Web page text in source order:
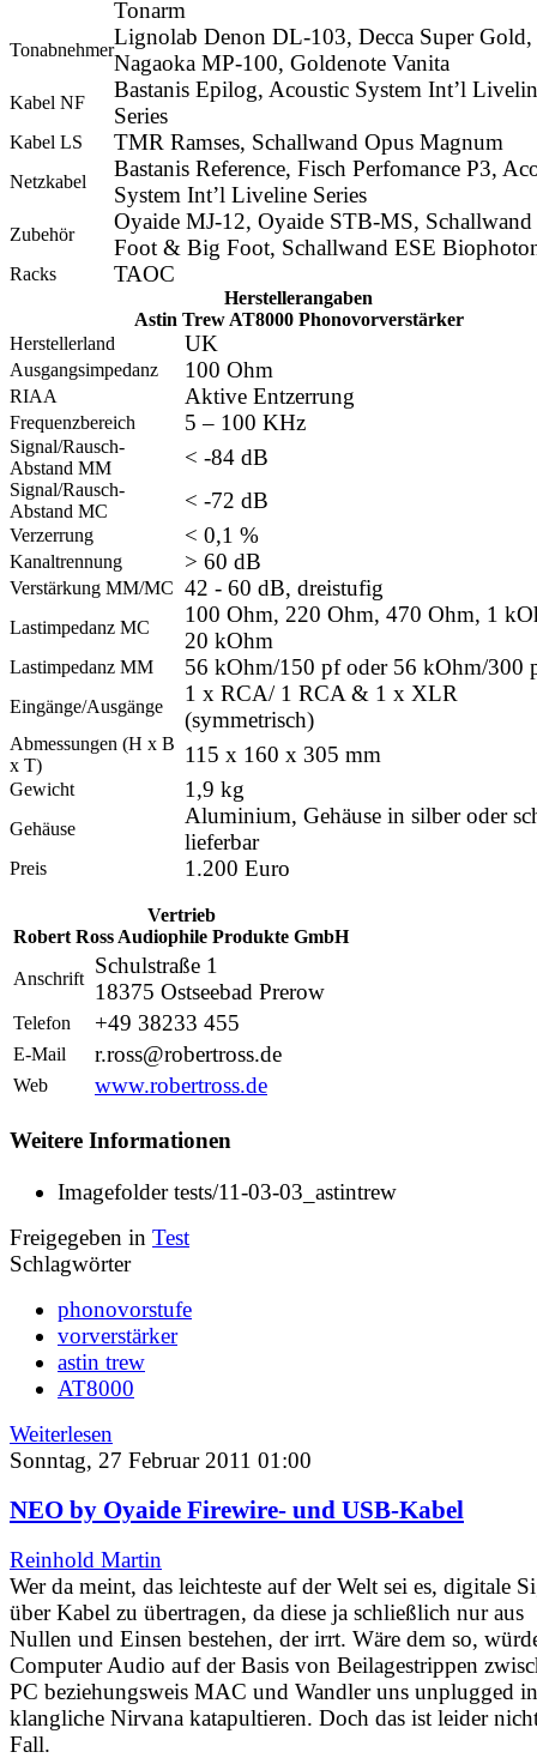
Tonarm
Tonabnehmer
Lignolab Denon DL-103, Decca Super Gold,
Nagaoka MP-100, Goldenote Vanita
Kabel NF
Bastanis Epilog, Acoustic System Int’l
Series
Kabel LS TMR Ramses, Schallwand Opus Magnum
Netzkabel
Bastanis Reference, Fisch Perfomance P3,
System Int’l Liveline Series
Zubehör
Oyaide MJ-12, Oyaide STB-MS,
Foot & Big Foot, Schallwand ESE
Racks TAOC
Herstellerangaben
Astin Trew AT8000 Phonovorverstärker
Herstellerland
UK
Ausgangsimpedanz 100 Ohm
RIAA Aktive Entzerrung
Frequenzbereich 5 – 100 KHz
Signal/Rausch-
Abstand MM
< -84 dB
Signal/Rausch-
Abstand MC
< -72 dB
Verzerrung < 0,1 %
Kanaltrennung > 60 dB
Verstärkung MM/MC 42 - 60 dB, dreistufig
Lastimpedanz MC
100 Ohm, 220 Ohm, 470 Ohm, 1
20 kOhm
Lastimpedanz MM 56 kOhm/150 pf oder 56 kOhm/300
Eingänge/Ausgänge
1 x RCA/ 1 RCA & 1 x XLR
(symmetrisch)
Abmessungen (H x B
x T)
115 x 160 x 305 mm
Gewicht 1,9 kg
Gehäuse
Aluminium, Gehäuse in silber oder
lieferbar
Preis 1.200 Euro
Vertrieb
Robert Ross Audiophile Produkte GmbH
Anschrift
Schulstraße 1
18375 Ostseebad Prerow
Telefon +49 38233 455
E-Mail r.ross@robertross.de
Web www.robertross.de
Weitere Informationen
Imagefolder tests/11-03-03_astintrew
Freigegeben in Test
Schlagwörter
phonovorstufe
vorverstärker
astin trew
AT8000
Weiterlesen
Sonntag, 27 Februar 2011 01:00
NEO by Oyaide Firewire- und USB-Kabel
Reinhold Martin
Wer da meint, das leichteste auf der Welt sei es, digitale
über Kabel zu übertragen, da diese ja schließlich nur aus
Nullen und Einsen bestehen, der irrt. Wäre dem so,
Computer Audio auf der Basis von Beilagestrippen
PC beziehungsweis MAC und Wandler uns unplugged
klangliche Nirvana katapultieren. Doch das ist leider
Fall.